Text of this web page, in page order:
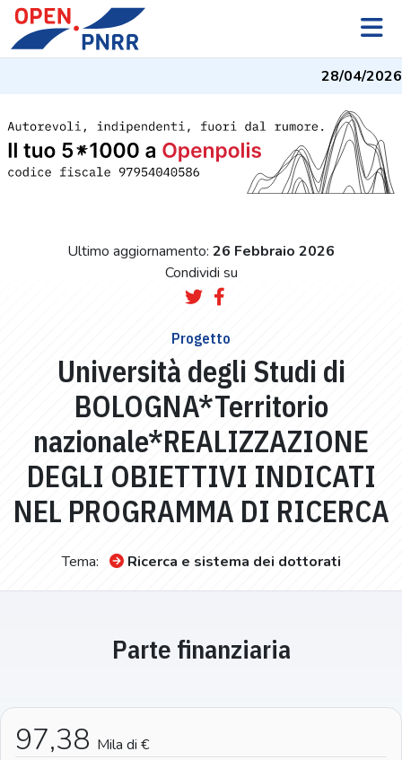
28/04/2026
Ultimo aggiornamento: 26 Febbraio 2026
Condividi su
Progetto
Università degli Studi di
BOLOGNA*Territorio
nazionale*REALIZZAZIONE
DEGLI OBIETTIVI INDICATI
NEL PROGRAMMA DI RICERCA
Tema: Ricerca e sistema dei dottorati
Parte finanziaria
97,38 Mila di €